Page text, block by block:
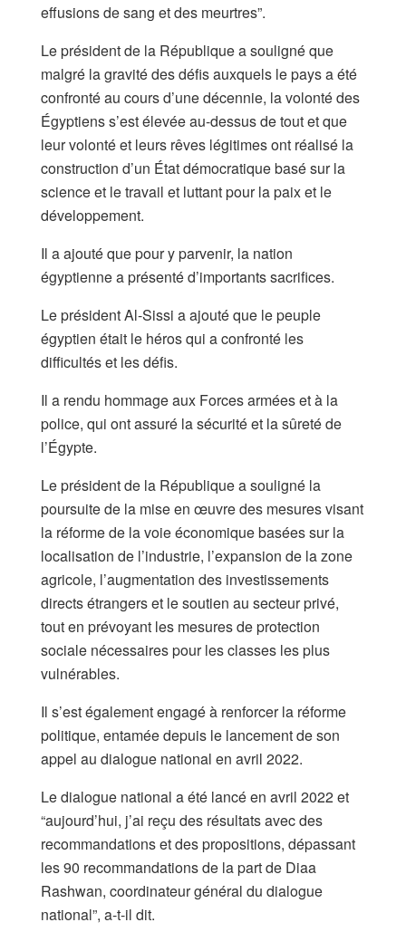
effusions de sang et des meurtres”.
Le président de la République a souligné que
malgré la gravité des défis auxquels le pays a été
confronté au cours d’une décennie, la volonté des
Égyptiens s’est élevée au-dessus de tout et que
leur volonté et leurs rêves légitimes ont réalisé la
construction d’un État démocratique basé sur la
science et le travail et luttant pour la paix et le
développement.
Il a ajouté que pour y parvenir, la nation
égyptienne a présenté d’importants sacrifices.
Le président Al-Sissi a ajouté que le peuple
égyptien était le héros qui a confronté les
difficultés et les défis.
Il a rendu hommage aux Forces armées et à la
police, qui ont assuré la sécurité et la sûreté de
l’Égypte.
Le président de la République a souligné la
poursuite de la mise en œuvre des mesures visant
la réforme de la voie économique basées sur la
localisation de l’industrie, l’expansion de la zone
agricole, l’augmentation des investissements
directs étrangers et le soutien au secteur privé,
tout en prévoyant les mesures de protection
sociale nécessaires pour les classes les plus
vulnérables.
Il s’est également engagé à renforcer la réforme
politique, entamée depuis le lancement de son
appel au dialogue national en avril 2022.
Le dialogue national a été lancé en avril 2022 et
“aujourd’hui, j’ai reçu des résultats avec des
recommandations et des propositions, dépassant
les 90 recommandations de la part de Diaa
Rashwan, coordinateur général du dialogue
national”, a-t-il dit.